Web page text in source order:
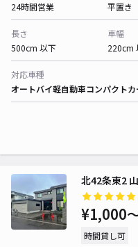
24時間営業
平置き
長さ
500cm 以下
車幅
220cm
対応車種
オートバイ軽自動車コンパクトカ
北42条東2
¥1,000
時間貸し可